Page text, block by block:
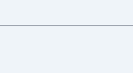
13056 Candidatos procedentes
Group, líder en la integración
inicio de tu actividad: - Puesta en
en el Colegio de Médicos -
a su acompañamiento
ofertas de empleo en el sector
y en la aplicación móvil de Jober
red de 1.000 socios en toda